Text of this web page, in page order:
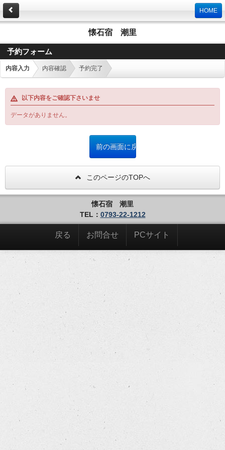
HOME
懐石宿 潮里
予約フォーム
内容入力 内容確認 予約完了
以下内容をご確認下さいませ
データがありません。
このページのTOPへ
懐石宿 潮里
TEL： 0793-22-1212
戻る お問合せ PCサイト